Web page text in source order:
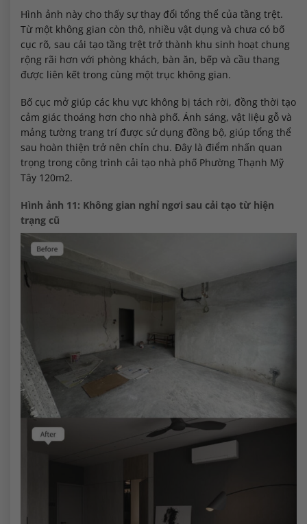
Hình ảnh này cho thấy sự thay đổi tổng thể của tầng trệt.
Từ một không gian còn thô, nhiều vật dụng và chưa có bố
cục rõ, sau cải tạo tầng trệt trở thành khu sinh hoạt chung
rộng rãi hơn với phòng khách, bàn ăn, bếp và cầu thang
được liên kết trong cùng một trục không gian.
Bố cục mở giúp các khu vực không bị tách rời, đồng thời tạo
cảm giác thoáng hơn cho nhà phố. Ánh sáng, vật liệu gỗ và
mảng tường trang trí được sử dụng đồng bộ, giúp tổng thể
sau hoàn thiện trở nên chỉn chu. Đây là điểm nhấn quan
trọng trong công trình cải tạo nhà phố Phường Thạnh Mỹ
Tây 120m2.
Hình ảnh 11: Không gian nghỉ ngơi sau cải tạo từ hiện
trạng cũ